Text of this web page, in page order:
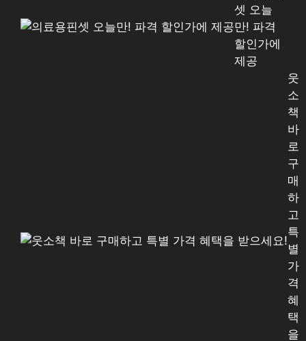
셋 오늘
만! 파격
할인가에
제공
웃
소
책
바
로
구
매
하
고
특
별
가
격
혜
택
을